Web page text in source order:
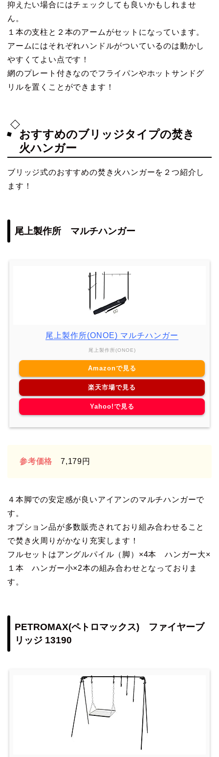
抑えたい場合にはチェックしても良いかもしれませ
ん。
１本の支柱と２本のアームがセットになっています。
アームにはそれぞれハンドルがついているのは動かし
やすくてよい点です！
網のプレート付きなのでフライパンやホットサンドグ
リルを置くことができます！
おすすめのブリッジタイプの焚き
火ハンガー
ブリッジ式のおすすめの焚き火ハンガーを２つ紹介し
ます！
尾上製作所 マルチハンガー
尾上製作所(ONOE) マルチハンガー
尾上製作所(ONOE)
Amazonで見る
楽天市場で見る
Yahoo!で見る
参考価格 7,179円
４本脚での安定感が良いアイアンのマルチハンガーで
す。
オプション品が多数販売されており組み合わせること
で焚き火周りがかなり充実します！
フルセットはアングルパイル（脚）×4本 ハンガー大×
１本 ハンガー小×2本の組み合わせとなっておりま
す。
PETROMAX(ペトロマックス) ファイヤーブ
リッジ 13190